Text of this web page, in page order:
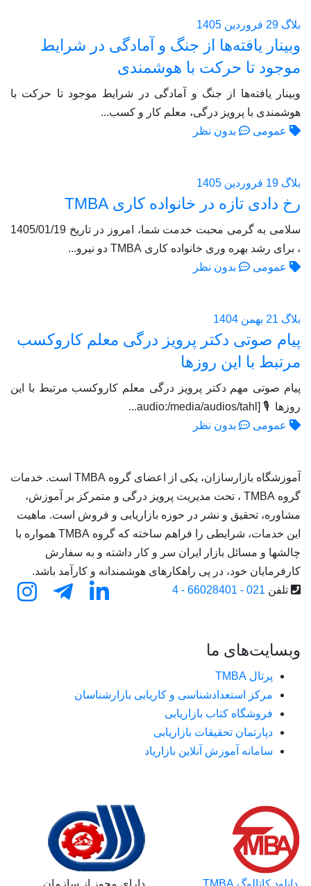
بلاگ 29 فروردین 1405
وبینار یافته‌ها از جنگ و آمادگی در شرایط
موجود تا حرکت با هوشمندی
وبینار یافته‌ها از جنگ و آمادگی در شرایط موجود تا حرکت با
هوشمندی با پرویز درگی، معلم کار و کسب...
عمومی
بدون نظر
بلاگ 19 فروردین 1405
رخ دادی تازه در خانواده کاری TMBA
سلامی به گرمی محبت خدمت شما، امروز در تاریخ 1405/01/19
، برای رشد بهره وری خانواده کاری TMBA دو نیرو...
عمومی
بدون نظر
بلاگ 21 بهمن 1404
پیام صوتی دکتر پرویز درگی معلم کاروکسب
مرتبط با این روزها
پیام صوتی مهم دکتر پرویز درگی معلم کاروکسب مرتبط با این
روزها 🎙 [audio:/media/audios/tahl...
عمومی
بدون نظر
آموزشگاه بازارسازان، یکی از اعضای گروه TMBA است. خدمات
گروه TMBA ، تحت مدیریت پرویز درگی و متمرکز بر آموزش،
مشاوره، تحقیق و نشر در حوزه بازاریابی و فروش است. ماهیت
این خدمات، شرایطی را فراهم ساخته که گروه TMBA همواره با
چالشها و مسائل بازار ایران سر و کار داشته و به سفارش
کارفرمایان خود، در پی راهکارهای هوشمندانه و کارآمد باشد.
تلفن 021 - 66028401 - 4
وبسایت‌های ما
پرتال TMBA
مرکز استعدادشناسی و کاریابی بازارشناسان
فروشگاه کتاب بازاریابی
دپارتمان تحقیقات بازاریابی
سامانه آموزش آنلاین بازاریاد
دانلود کاتالوگ TMBA دارای مجوز از سازمان